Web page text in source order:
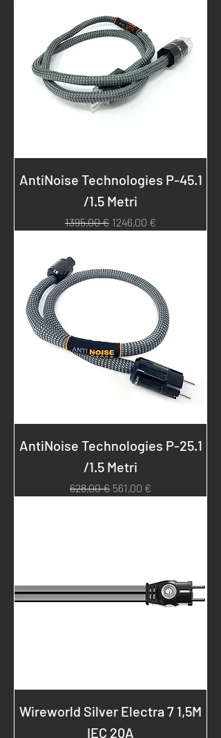
AntiNoise Technologies P-45.1
/1.5 Metri
Prezzo regolare
1395,00 € Prezzo scontato
1246,00 €
AntiNoise Technologies P-25.1
/1.5 Metri
Prezzo regolare
628,00 € Prezzo scontato
561,00 €
Wireworld Silver Electra 7 1,5M
IEC 20A